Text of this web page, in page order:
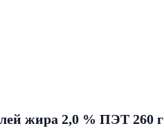
жира 2,0 % ПЭТ 260 г